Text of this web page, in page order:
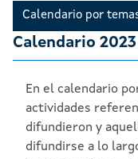
Calendario por
Calendario
En el calendario
actividades
difundieron y
difundirse a lo